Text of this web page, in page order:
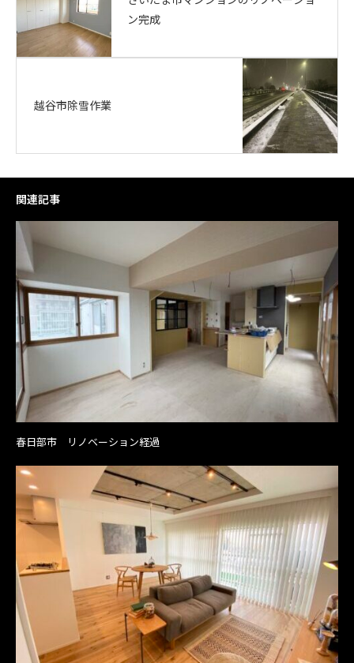
ン完成
越谷市除雪作業
関連記事
春日部市 リノベーション経過